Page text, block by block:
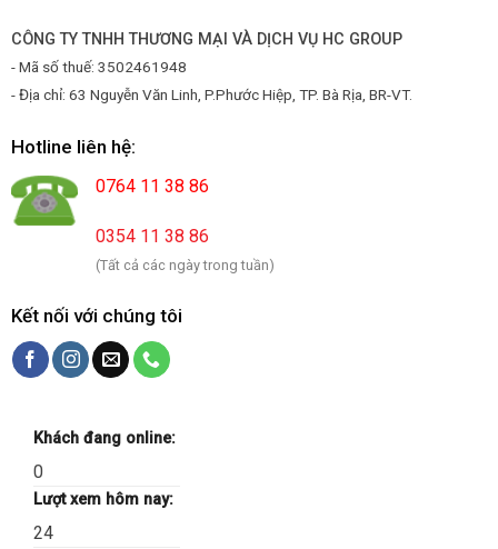
CÔNG TY TNHH THƯƠNG MẠI VÀ DỊCH VỤ HC GROUP
- Mã số thuế: 3502461948
- Địa chỉ: 63 Nguyễn Văn Linh, P.Phước Hiệp, TP. Bà Rịa, BR-VT.
Hotline liên hệ:
0764 11 38 86
0354 11 38 86
(Tất cả các ngày trong tuần)
Kết nối với chúng tôi
Khách đang online:
0
Lượt xem hôm nay:
24